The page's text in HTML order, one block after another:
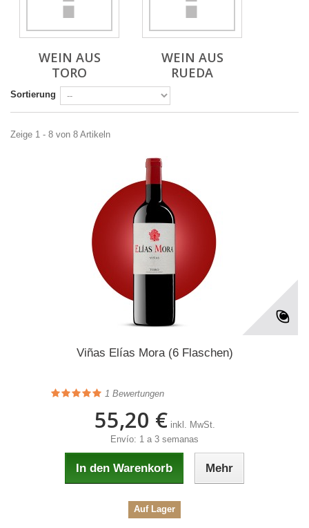
WEIN AUS
TORO
WEIN AUS
RUEDA
Sortierung
Zeige 1 - 8 von 8 Artikeln
Viñas Elías Mora (6 Flaschen)
1 Bewertungen
55,20 € inkl. MwSt.
Envío: 1 a 3 semanas
In den Warenkorb Mehr
Auf Lager